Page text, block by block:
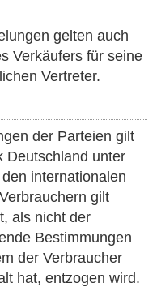
gelten auch
Verkäufers für seine
Vertreter.
der Parteien gilt
Deutschland unter
internationalen
gilt
als nicht der
Bestimmungen
der Verbraucher
hat, entzogen wird.